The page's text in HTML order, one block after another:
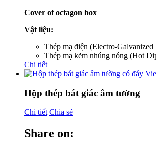
Cover of octagon box
Vật liệu:
Thép mạ điện (Electro-Galvanized
Thép mạ kẽm nhúng nóng (Hot
Chi tiết
Hộp thép bát giác âm tường
Chi tiết Chia sẻ
Share on: